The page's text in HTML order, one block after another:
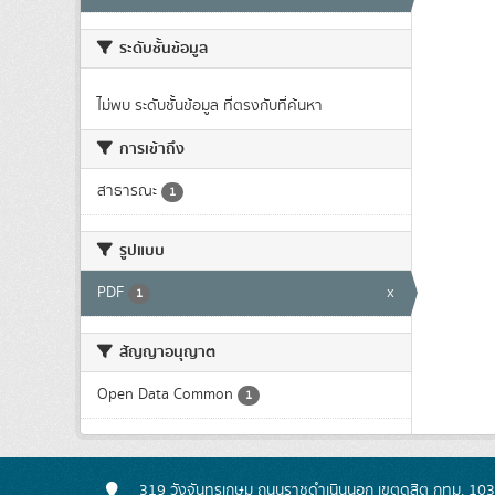
ระดับชั้นข้อมูล
ไม่พบ ระดับชั้นข้อมูล ที่ตรงกับที่ค้นหา
การเข้าถึง
สาธารณะ 1
รูปแบบ
PDF 1 x
สัญญาอนุญาต
Open Data Common 1
319 วังจันทรเกษม ถนนราชดำเนินนอก เขตดุสิต กทม.